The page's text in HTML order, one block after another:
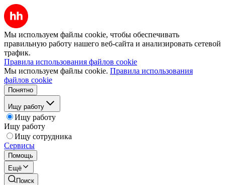
Мы используем файлы cookie, чтобы обеспечивать
правильную работу нашего веб-сайта и анализировать сетевой
трафик.
Правила использования файлов cookie
Мы используем файлы cookie. Правила использования
файлов cookie
Понятно
Ищу работу
Ищу работу
Ищу работу
Ищу сотрудника
Сервисы
Помощь
Ещё
Поиск